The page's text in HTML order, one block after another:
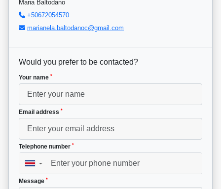
Maria Baltodano
+50672054570
marianela.baltodanoc@gmail.com
Would you prefer to be contacted?
Your name *
Email address *
Telephone number *
▼
Message *